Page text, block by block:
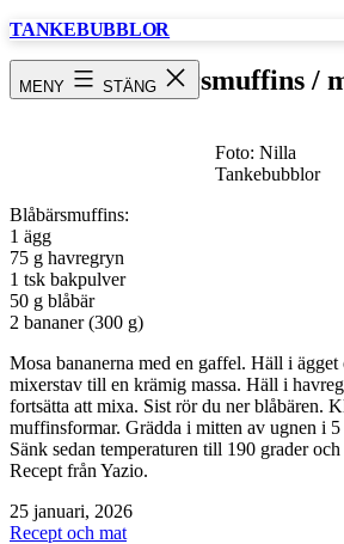
Hoppa
TANKEBUBBLOR
MENY STÄNG
Blåbärsmuffins /
Foto: Nilla
Tankebubblor
Blåbärsmuffins:
1 ägg
75 g havregryn
1 tsk bakpulver
50 g blåbär
2 bananer (300 g)
Mosa bananerna med en gaffel. Häll i ägget
mixerstav till en krämig massa. Häll i
fortsätta att mixa. Sist rör du ner blåbären.
muffinsformar. Grädda i mitten av ugnen i
Sänk sedan temperaturen till 190 grader
Recept från Yazio.
Publicerat
den
25 januari, 2026
Kategoriserat
Recept och mat